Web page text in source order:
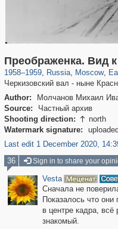
Преображенка. Вид
1958–1959, Russia
1,406,849
, Moscow
319,861 8,286
,
20,939
Черкизовский вал - ныне
Author:
Молчанов Михаил
Source:
Частный архив
Shooting direction:  north
Watermark signature:
Last edit 1 December 2020,
36 Sign in to share your
Vesta
Сначала не
Показалось что
в центре кадра,
знакомый.